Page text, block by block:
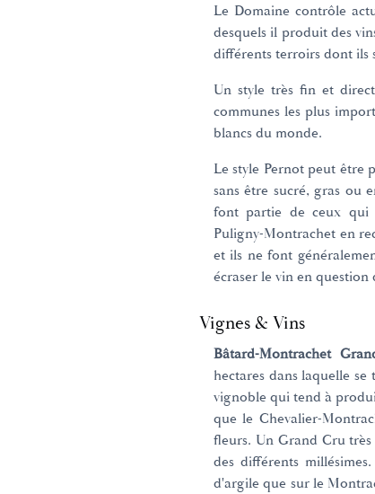
Le Domaine contrôle
desquels il produit des
différents terroirs dont ils
Un style très fin et
communes les plus
blancs du monde.
Le style Pernot peut être
sans être sucré, gras ou
font partie de ceux qui
Puligny-Montrachet en
et ils ne font
écraser le vin en
Vignes & Vins
Bâtard-Montrachet
hectares dans laquelle
vignoble qui tend à
que le Chevalier-
fleurs. Un Grand Cru
des différents
d'argile que sur le